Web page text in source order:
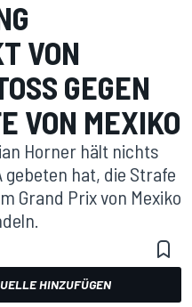
VON
GEGEN V
MEXIKO
Horner hält nichts
gebeten hat, die Strafe
Grand Prix von Mexiko
HINZUFÜGEN